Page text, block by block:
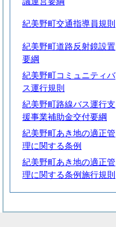
紀美野町交通指導員規則
紀美野町道路反射鏡設置
要綱
紀美野町コミュニティバ
ス運行規則
紀美野町路線バス運行支
援事業補助金交付要綱
紀美野町あき地の適正管
理に関する条例
紀美野町あき地の適正管
理に関する条例施行規則